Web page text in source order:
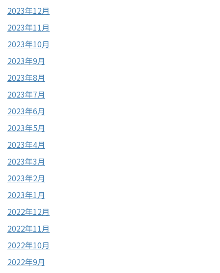
2023年12月
2023年11月
2023年10月
2023年9月
2023年8月
2023年7月
2023年6月
2023年5月
2023年4月
2023年3月
2023年2月
2023年1月
2022年12月
2022年11月
2022年10月
2022年9月